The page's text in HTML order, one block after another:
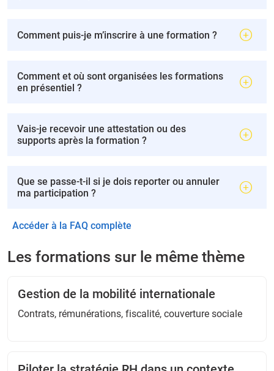
Comment puis-je m’inscrire à une formation ?
Comment et où sont organisées les formations
en présentiel ?
Vais-je recevoir une attestation ou des
supports après la formation ?
Que se passe-t-il si je dois reporter ou annuler
ma participation ?
Accéder à la FAQ complète
Les formations sur le même thème
Gestion de la mobilité internationale
Contrats, rémunérations, fiscalité, couverture sociale